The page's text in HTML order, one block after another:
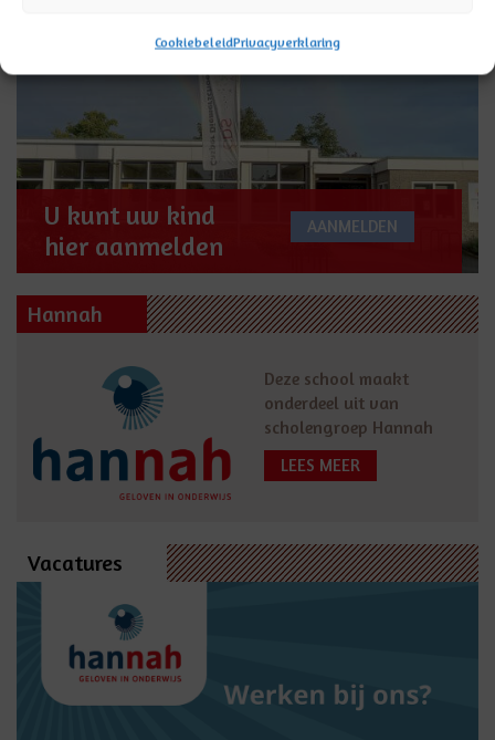
CookiebeleidPrivacyverklaring
U kunt uw kind
hier aanmelden
AANMELDEN
Hannah
Deze school maakt
onderdeel uit van
scholengroep Hannah
LEES MEER
Vacatures